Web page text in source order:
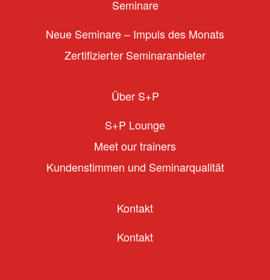
Seminare
Neue Seminare – Impuls des Monats
Zertifizierter Seminaranbieter
Über S+P
S+P Lounge
Meet our trainers
Kundenstimmen und Seminarqualität
Kontakt
Kontakt